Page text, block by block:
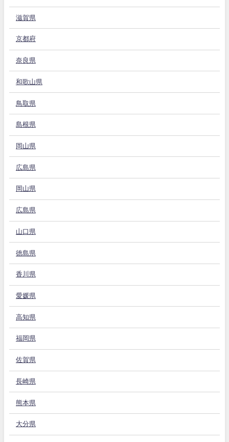
滋賀県
京都府
奈良県
和歌山県
鳥取県
島根県
岡山県
広島県
岡山県
広島県
山口県
徳島県
香川県
愛媛県
高知県
福岡県
佐賀県
長崎県
熊本県
大分県